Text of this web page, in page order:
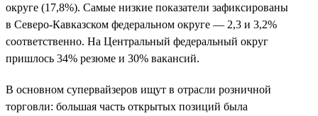
округе (17,8%). Самые низкие показатели зафиксированы
в Северо-Кавказском федеральном округе — 2,3 и 3,2%
соответственно. На Центральный федеральный округ
пришлось 34% резюме и 30% вакансий.
В основном супервайзеров ищут в отрасли розничной
торговли: большая часть открытых позиций была